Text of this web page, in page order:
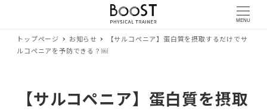
MENU
トップページ お知らせ
【サルコペニア】蛋白質を摂取するだけでサ
ルコペニアを予防できる？￼
【サルコペニア】蛋白質を摂取